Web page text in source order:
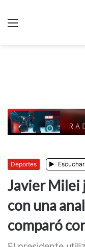
Deportes
Javier Milei
con una
comparó